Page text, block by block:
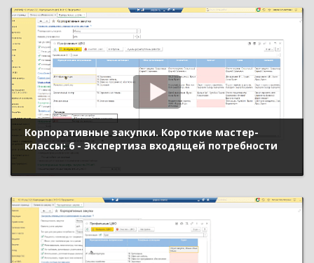
Корпоративные закупки. Короткие мастер-
классы: 6 - Экспертиза входящей потребности